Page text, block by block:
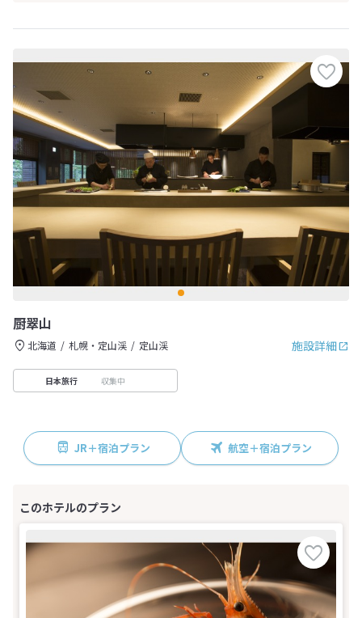
厨翠山
施設詳細
北海道 札幌・定山渓 定山渓
日本旅行 収集中
JR＋宿泊プラン 航空＋宿泊プラン